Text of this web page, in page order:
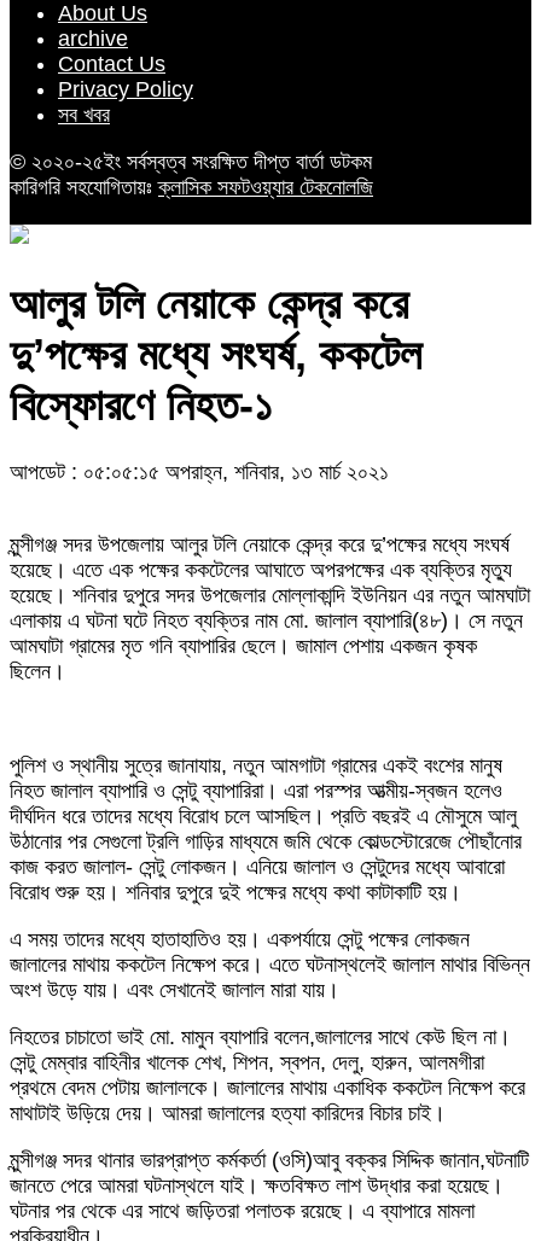
About Us
archive
Contact Us
Privacy Policy
সব খবর
© ২০২০-২৫ইং সর্বস্বত্ব সংরক্ষিত দীপ্ত বার্তা ডটকম
কারিগরি সহযোগিতায়ঃক্লাসিক সফটওয়্যার টেকনোলজি
আলুর টলি নেয়াকে কেন্দ্র করে
দু’পক্ষের মধ্যে সংঘর্ষ, ককটেল
বিস্ফোরণে নিহত-১
আপডেট : ০৫:০৫:১৫ অপরাহ্ন, শনিবার, ১৩ মার্চ ২০২১
মুন্সীগঞ্জ সদর উপজেলায় আলুর টলি নেয়াকে কেন্দ্র করে দু’পক্ষের মধ্যে সংঘর্ষ
হয়েছে। এতে এক পক্ষের ককটেলের আঘাতে অপরপক্ষের এক ব্যক্তির মৃত্যু
হয়েছে। শনিবার দুপুরে সদর উপজেলার মোল্লাকান্দি ইউনিয়ন এর নতুন আমঘাটা
এলাকায় এ ঘটনা ঘটে নিহত ব্যক্তির নাম মো. জালাল ব্যাপারি(৪৮)। সে নতুন
আমঘাটা গ্রামের মৃত গনি ব্যাপারির ছেলে। জামাল পেশায় একজন কৃষক
ছিলেন।
পুলিশ ও স্থানীয় সুত্রে জানাযায়, নতুন আমগাটা গ্রামের একই বংশের মানুষ
নিহত জালাল ব্যাপারি ও সেন্টু ব্যাপারিরা। এরা পরস্পর আত্মীয়-স্বজন হলেও
দীর্ঘদিন ধরে তাদের মধ্যে বিরোধ চলে আসছিল। প্রতি বছরই এ মৌসুমে আলু
উঠানোর পর সেগুলো ট্রলি গাড়ির মাধ্যমে জমি থেকে কোল্ডস্টোরেজে পৌছাঁনোর
কাজ করত জালাল- সেন্টু লোকজন। এনিয়ে জালাল ও সেন্টুদের মধ্যে আবারো
বিরোধ শুরু হয়। শনিবার দুপুরে দুই পক্ষের মধ্যে কথা কাটাকাটি হয়।
এ সময় তাদের মধ্যে হাতাহাতিও হয়। একপর্যায়ে সেন্টু পক্ষের লোকজন
জালালের মাথায় ককটেল নিক্ষেপ করে। এতে ঘটনাস্থলেই জালাল মাথার বিভিন্ন
অংশ উড়ে যায়। এবং সেখানেই জালাল মারা যায়।
নিহতের চাচাতো ভাই মো. মামুন ব্যাপারি বলেন,জালালের সাথে কেউ ছিল না।
সেন্টু মেম্বার বাহিনীর খালেক শেখ, শিপন, স্বপন, দেলু, হারুন, আলমগীরা
প্রথমে বেদম পেটায় জালালকে। জালালের মাথায় একাধিক ককটেল নিক্ষেপ করে
মাথাটাই উড়িয়ে দেয়। আমরা জালালের হত্যা কারিদের বিচার চাই।
মুন্সীগঞ্জ সদর থানার ভারপ্রাপ্ত কর্মকর্তা (ওসি)আবু বক্কর সিদ্দিক জানান,ঘটনাটি
জানতে পেরে আমরা ঘটনাস্থলে যাই। ক্ষতবিক্ষত লাশ উদ্ধার করা হয়েছে।
ঘটনার পর থেকে এর সাথে জড়িতরা পলাতক রয়েছে। এ ব্যাপারে মামলা